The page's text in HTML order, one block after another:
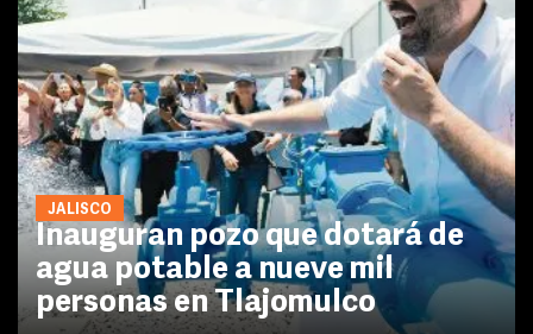
JALISCO
Inauguran pozo que dotará de
agua potable a nueve mil
personas en Tlajomulco